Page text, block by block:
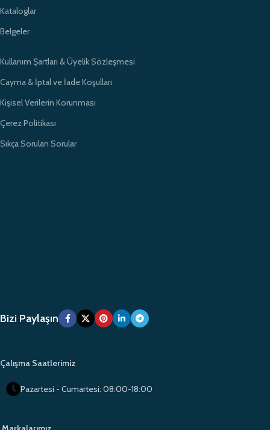
Kataloglar
Belgeler
Kullanım Şartları & Üyelik Sözleşmesi
Cayma & İptal ve İade Koşulları
Kişisel Verilerin Korunması
Çerez Politikası
Sıkça Sorulan Sorular
Bizi Paylaşın
Çalışma Saatlerimiz
Pazartesi - Cumartesi: 08:00-18:00